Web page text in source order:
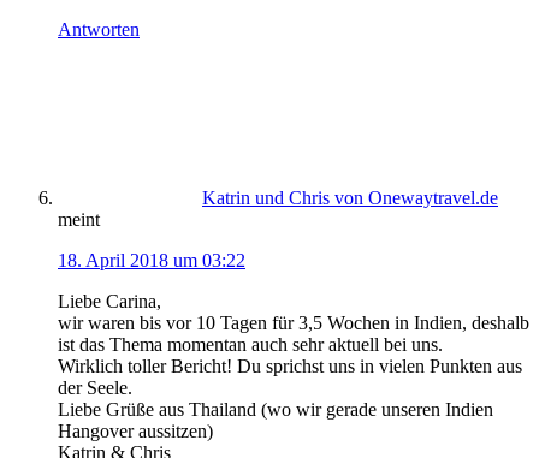
Antworten
Katrin und Chris von Onewaytravel.de
meint
18. April 2018 um 03:22
Liebe Carina,
wir waren bis vor 10 Tagen für 3,5 Wochen in Indien, deshalb
ist das Thema momentan auch sehr aktuell bei uns.
Wirklich toller Bericht! Du sprichst uns in vielen Punkten aus
der Seele.
Liebe Grüße aus Thailand (wo wir gerade unseren Indien
Hangover aussitzen)
Katrin & Chris